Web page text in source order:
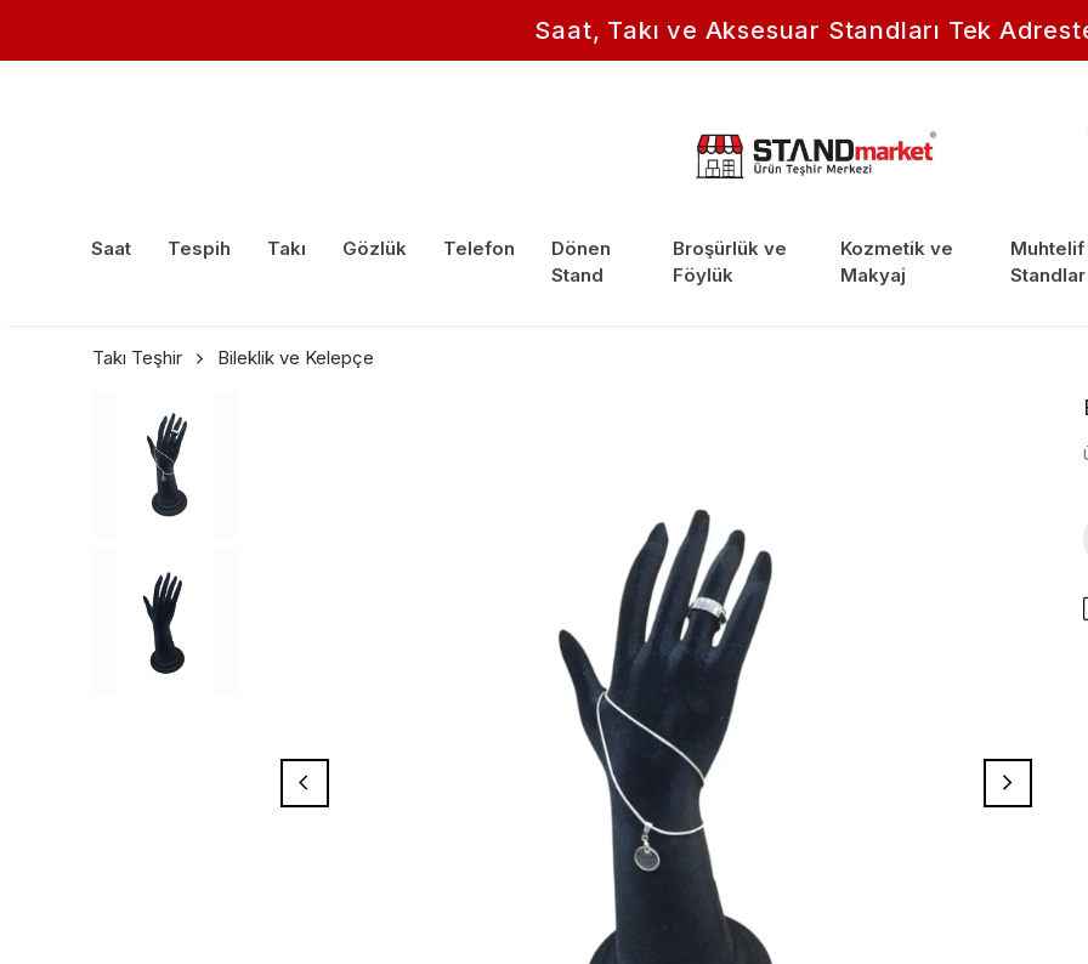
Saat, Takı ve Aksesuar Standları Tek
Saat Tespih Takı Gözlük Telefon
Dönen
Stand
Broşürlük ve
Föylük
Kozmetik ve
Makyaj
Muhtelif
Standlar
Takı Teşhir Bileklik ve Kelepçe